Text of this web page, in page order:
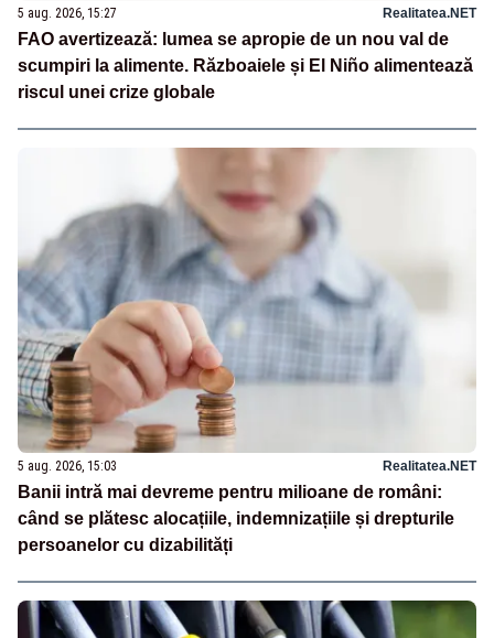
5 aug. 2026, 15:27 Realitatea.NET
FAO avertizează: lumea se apropie de un nou val de
scumpiri la alimente. Războaiele și El Niño alimentează
riscul unei crize globale
5 aug. 2026, 15:03 Realitatea.NET
Banii intră mai devreme pentru milioane de români:
când se plătesc alocațiile, indemnizațiile și drepturile
persoanelor cu dizabilități